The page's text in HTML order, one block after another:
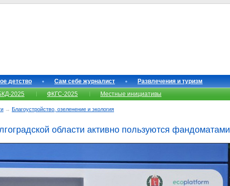
детство Сам себе журналист
Развлечения и туризм
2025 ФКГС-2025 Местные инициативы
→ Благоустройство, озеленение и экология
области активно пользуются фандоматами